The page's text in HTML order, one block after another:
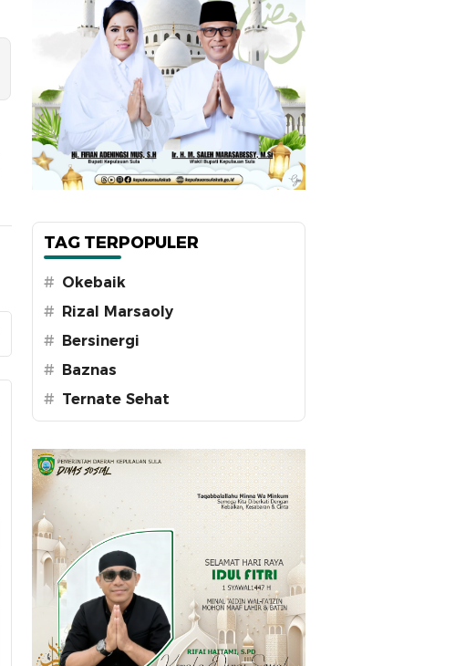
TAG TERPOPULER
# Okebaik
# Rizal Marsaoly
# Bersinergi
# Baznas
# Ternate Sehat